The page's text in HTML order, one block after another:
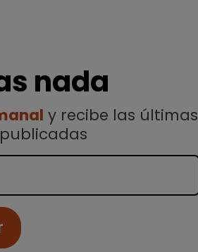
nada
y recibe las últimas